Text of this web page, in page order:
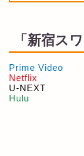
「新宿ス
Prime Video
Netflix
U-NEXT
Hulu